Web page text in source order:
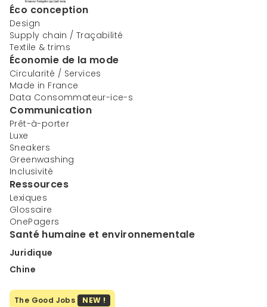
Éco conception
Design
Supply chain / Traçabilité
Textile & trims
Économie de la mode
Circularité / Services
Made in France
Data Consommateur-ice-s
Communication
Prêt-à-porter
Luxe
Sneakers
Greenwashing
Inclusivité
Ressources
Lexiques
Glossaire
OnePagers
Santé humaine et environnementale
Juridique
Chine
The Good Jobs NEW !